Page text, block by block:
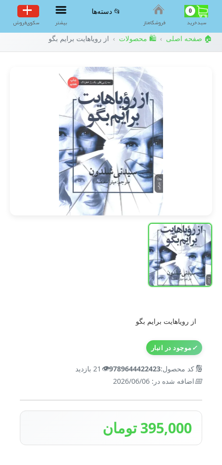
0
سبد‌خرید فروشگاه‌ناز
📂 دسته‌ها
بیشتر سکوی‌فروش
🏠 صفحه اصلی › 🛍️ محصولات › از رویاهایت برایم بگو
از رویاهایت برایم بگو
✓موجود در انبار
🔢کد محصول:9789644422423
👁️ 21 بازدید
📅اضافه شده در: 2026/06/06
395,000 تومان